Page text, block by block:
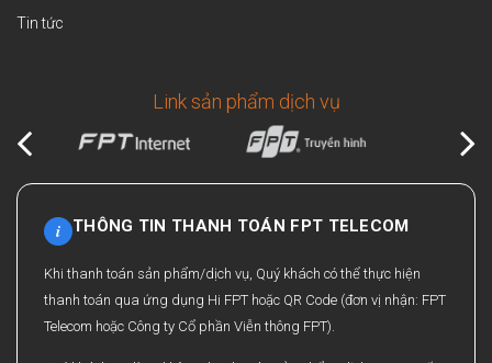
Tin tức
Link sản phẩm dịch vụ
i THÔNG TIN THANH TOÁN FPT TELECOM
Khi thanh toán sản phẩm/dịch vụ, Quý khách có thể thực hiện
thanh toán qua ứng dụng Hi FPT hoặc QR Code (đơn vị nhận: FPT
Telecom hoặc Công ty Cổ phần Viễn thông FPT).